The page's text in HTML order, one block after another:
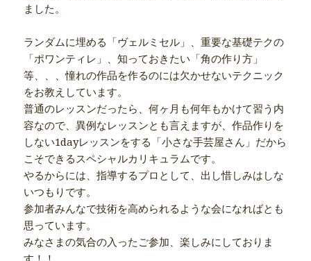
ました。
ランダムに埋める「ヴェルミセル」、重要な基礎テクの
「ポワンティレ」、知っておきたい「角の作り方」
等、、、憧れの作品を作るのには欠かせないテクニック
をお教えしています。
普通のレッスンだったら、何ヶ月も何年もかけて習う内
容なので、異例なレッスンとも言えますが、作品作りを
しない1dayレッスンをする「小さな手芸屋さん」だから
こそできるスペシャルカリキュラムです。
やるからには、指導するプロとして、出し惜しみはしな
いつもりです。
参加者みんなで技術を高められるような会になればとも
思っています。
みなさまの気合の入ったご参加、楽しみにしておりま
す！！